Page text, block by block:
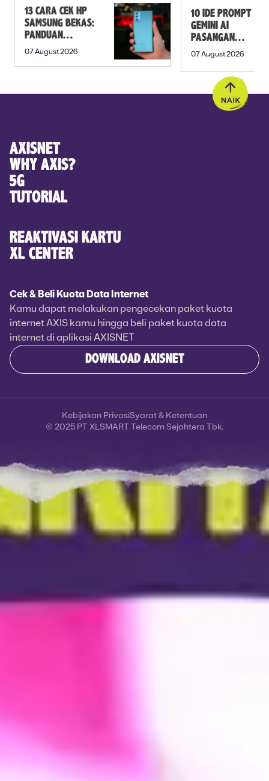
13 CARA CEK HP
SAMSUNG BEKAS:
PANDUAN
SEBELUM
07 August 2026
10 IDE PROMPT
GEMINI AI
PASANGAN
PREWEDDING
07 August 2026
AXISNET
WHY AXIS?
5G
TUTORIAL
REAKTIVASI KARTU
XL CENTER
Cek & Beli Kuota Data Internet
Kamu dapat melakukan pengecekan paket kuota
internet AXIS kamu hingga beli paket kuota data
internet di aplikasi AXISNET
DOWNLOAD AXISNET
© 2025 PT XLSMART Telecom Sejahtera Tbk.
Kebijakan PrivasiSyarat & Ketentuan